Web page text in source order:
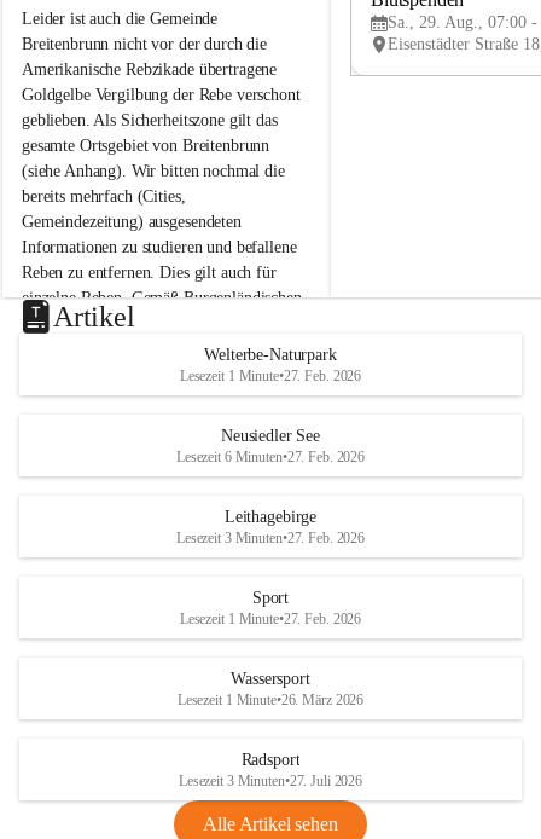
i
t
e
n
b
r
u
n
n
a
m
N
e
u
s
d
S
Leider ist auch die Gemeinde
Breitenbrunn nicht vor der durch die
Amerikanische Rebzikade übertragene
Goldgelbe Vergilbung der Rebe verschont
geblieben. Als Sicherheitszone gilt das
gesamte Ortsgebiet von Breitenbrunn
(siehe Anhang). Wir bitten nochmal die
bereits mehrfach (Cities,
Gemeindezeitung) ausgesendeten
Informationen zu studieren und befallene
Reben zu entfernen. Dies gilt auch für
einzelne Reben. Gemäß Burgenländischen
Weinbaugesetz sind nicht gepflegte oder
unzulässige Weingärten zu roden! Bitte
helfen wir zusammen um unsere Winzer
vor den prognostizierten Ernteausfällen
und den daraus folgenden wirtschaftlichen
Maßnahmen zur Bekämpfung
Rebe und der Amerikanischen
Anhang VBl. EU Nr. 18
1 Seite•1,4 MB
VBl. EU Nr. 18_2026
e
u
e
d
r
S
Sa., 29. Aug., 07:00 -
Artikel
Welterbe-Naturpark
Lesezeit 1 Minute•27. Feb. 2026
Neusiedler See
Lesezeit 6 Minuten•27. Feb. 2026
Leithagebirge
Lesezeit 3 Minuten•27. Feb. 2026
Sport
Lesezeit 1 Minute•27. Feb. 2026
Wassersport
Lesezeit 1 Minute•26. März 2026
Radsport
Lesezeit 3 Minuten•27. Juli 2026
Alle Artikel sehen